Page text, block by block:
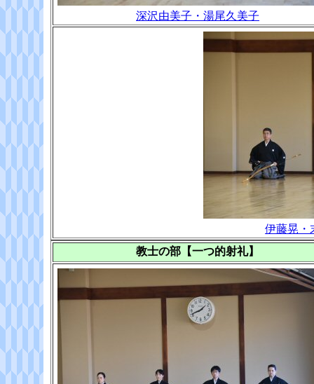
深沢由美子・湯尾久美子
伊藤晃・
教士の部【一つ的射礼】